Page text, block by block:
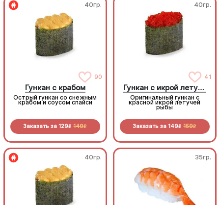
40гр.
90
Гункан с крабом
Острый гункан со снежным
крабом и соусом спайси
Заказать за 129R 149R
40гр.
41
Гункан с икрой летучей рыбы
Оригинальный гункан с
красной икрой летучей
рыбы
Заказать за 149R 159R
40гр. 35гр.